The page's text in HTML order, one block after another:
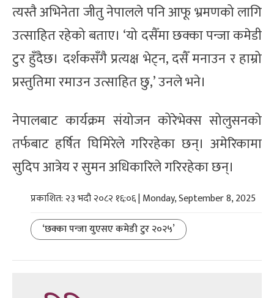
त्यस्तै अभिनेता जीतु नेपालले पनि आफू भ्रमणको लागि
उत्साहित रहेको बताए। ‘यो दसैँमा छक्का पन्जा कमेडी
टुर हुँदैछ। दर्शकसँगै प्रत्यक्ष भेट्न, दसैँ मनाउन र हाम्रो
प्रस्तुतिमा रमाउन उत्साहित छु,’ उनले भने।
नेपालबाट कार्यक्रम संयोजन कोरेभेक्स सोलुसनको
तर्फबाट हर्षित घिमिरेले गरिरहेका छन्। अमेरिकामा
सुदिप आत्रेय र सुमन अधिकारिले गरिरहेका छन्।
प्रकाशित: २३ भदौ २०८२ १६:०६ | Monday, September 8, 2025
‘छक्का पन्जा युएसए कमेडी टुर २०२५’